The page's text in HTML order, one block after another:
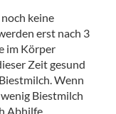
keine
erst nach 3
im Körper
Zeit gesund
Wenn
Biestmilch
Abhilfe